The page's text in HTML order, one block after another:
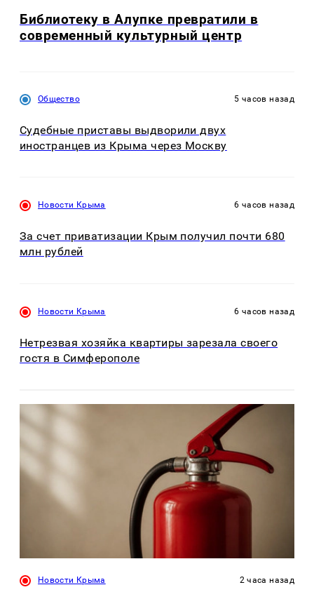
Библиотеку в Алупке превратили в
современный культурный центр
Общество 5 часов назад
Судебные приставы выдворили двух
иностранцев из Крыма через Москву
Новости Крыма 6 часов назад
За счет приватизации Крым получил почти 680
млн рублей
Новости Крыма 6 часов назад
Нетрезвая хозяйка квартиры зарезала своего
гостя в Симферополе
Новости Крыма 2 часа назад